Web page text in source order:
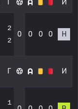
И
2
2
0 0 0 0 Н
Г И
1